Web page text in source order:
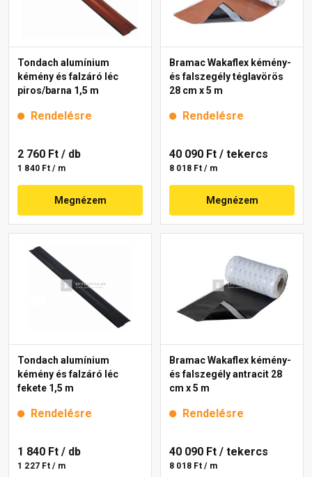
Tondach alumínium
kémény és falzáró léc
piros/barna 1,5 m
Rendelésre
2 760 Ft / db
1 840 Ft / m
Megnézem
Bramac Wakaflex kémény-
és falszegély téglavörös
28 cm x 5 m
Rendelésre
40 090 Ft / tekercs
8 018 Ft / m
Megnézem
Tondach alumínium
kémény és falzáró léc
fekete 1,5 m
Rendelésre
1 840 Ft / db
1 227 Ft / m
Bramac Wakaflex kémény-
és falszegély antracit 28
cm x 5 m
Rendelésre
40 090 Ft / tekercs
8 018 Ft / m